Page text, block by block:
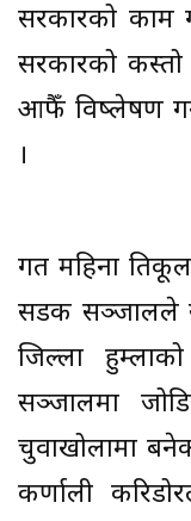
सरकारको काम
सरकारको
आफैँ विष्लेषण
।
गत महिना
सडक सञ्जालले
जिल्ला
सञ्जालमा
चुवाखोलामा
कर्णाली